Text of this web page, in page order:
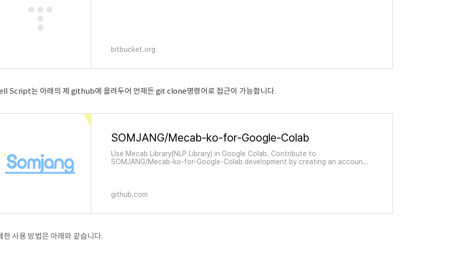
bitbucket.org
Script는 아래의 제 github에 올려두어 언제든 git clone명령어로 접근이 가능합니다.
SOMJANG/Mecab-ko-for-Google-Colab
Use Mecab Library(NLP Library) in Google Colab. Contribute to
SOMJANG/Mecab-ko-for-Google-Colab development by creating an account
github.com
한 사용 방법은 아래와 같습니다.